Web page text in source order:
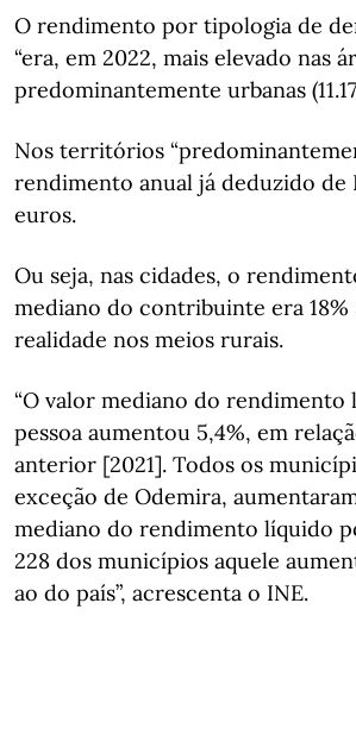
O rendimento por tipologia de
“era, em 2022, mais elevado nas
predominantemente urbanas
Nos territórios
rendimento anual já deduzido de
euros.
Ou seja, nas cidades, o
mediano do contribuinte era 18%
realidade nos meios rurais.
“O valor mediano do
pessoa aumentou 5,4%, em
anterior [2021]. Todos os
exceção de Odemira,
mediano do rendimento líquido
228 dos municípios aquele
ao do país”, acrescenta o INE.